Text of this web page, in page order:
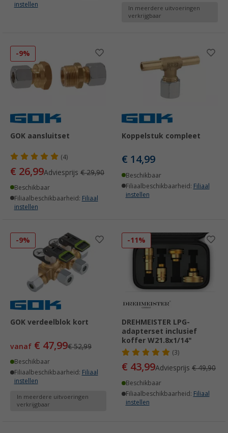
instellen
In meerdere uitvoeringen
verkrijgbaar
-9%
GOK aansluitset
(4)
€ 26,99Adviesprijs € 29,90
Beschikbaar
Filiaalbeschikbaarheid: Filiaal
instellen
Koppelstuk compleet
€ 14,99
Beschikbaar
Filiaalbeschikbaarheid: Filiaal
instellen
-9%
GOK verdeelblok kort
vanaf € 47,99€ 52,99
Beschikbaar
Filiaalbeschikbaarheid: Filiaal
instellen
In meerdere uitvoeringen
verkrijgbaar
-11%
DREHMEISTER LPG-
adapterset inclusief
koffer W21.8x1/14"
(3)
€ 43,99Adviesprijs € 49,90
Beschikbaar
Filiaalbeschikbaarheid: Filiaal
instellen